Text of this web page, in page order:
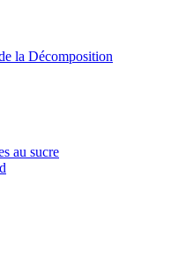
la Décomposition
au sucre